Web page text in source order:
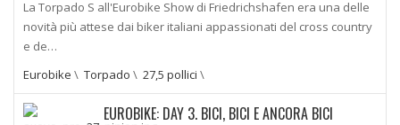
La Torpado S all'Eurobike Show di Friedrichshafen era una delle
novità più attese dai biker italiani appassionati del cross country
e de…
Eurobike \ Torpado \ 27,5 pollici \
EUROBIKE: DAY 3. BICI, BICI E ANCORA BICI